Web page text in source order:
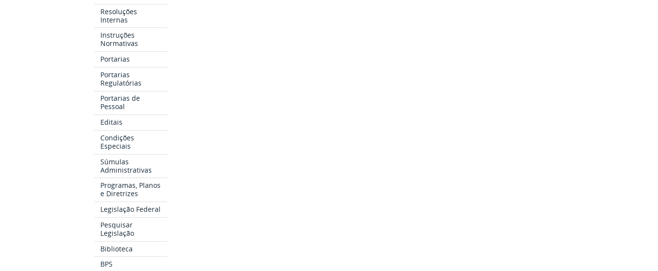
Resoluções
Internas
Instruções
Normativas
Portarias
Portarias
Regulatórias
Portarias de
Pessoal
Editais
Condições
Especiais
Súmulas
Administrativas
Programas, Planos
e Diretrizes
Legislação Federal
Pesquisar
Legislação
Biblioteca
BPS